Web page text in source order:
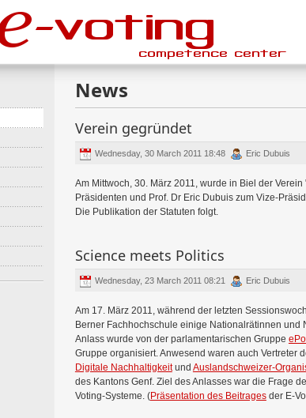
News
Verein gegründet
Wednesday, 30 March 2011 18:48 Eric Dubuis
Am Mittwoch, 30. März 2011, wurde in Biel der
Präsidenten und Prof. Dr Eric Dubuis zum Vize-
Die Publikation der Statuten folgt.
Science meets Politics
Wednesday, 23 March 2011 08:21 Eric Dubuis
Am 17. März 2011, während der letzten
Berner Fachhochschule einige Nationalrätinnen und
Anlass wurde von der parlamentarischen Gruppe
Gruppe organisiert. Anwesend waren auch Vertreter
Digitale Nachhaltigkeitund Auslandschweizer-
des Kantons Genf. Ziel des Anlasses war die Frage
Voting-Systeme. (Präsentation des Beitragesder E-